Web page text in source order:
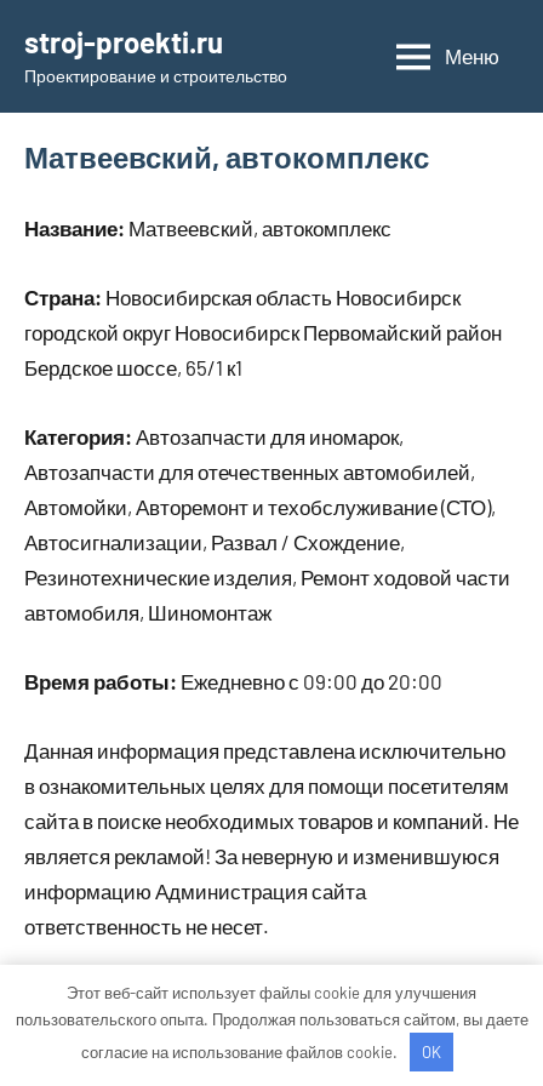
содержимому
stroj-proekti.ru
Проектирование и строительство
Меню
Матвеевский, автокомплекс
Название: Матвеевский, автокомплекс
Страна: Новосибирская область Новосибирск
городской округ Новосибирск Первомайский район
Бердское шоссе, 65/1 к1
Категория: Автозапчасти для иномарок,
Автозапчасти для отечественных автомобилей,
Автомойки, Авторемонт и техобслуживание (СТО),
Автосигнализации, Развал / Схождение,
Резинотехнические изделия, Ремонт ходовой части
автомобиля, Шиномонтаж
Время работы: Ежедневно с 09:00 до 20:00
Данная информация представлена исключительно
в ознакомительных целях для помощи посетителям
сайта в поиске необходимых товаров и компаний. Не
является рекламой! За неверную и изменившуюся
информацию Администрация сайта
ответственность не несет.
Тема WordPress: Occasio от ThemeZee.
Этот веб-сайт использует файлы cookie для улучшения
пользовательского опыта. Продолжая пользоваться сайтом, вы даете
согласие на использование файлов cookie.
OK